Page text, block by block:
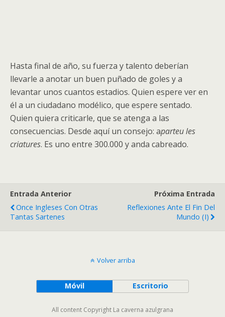
Hasta final de año, su fuerza y talento deberían
llevarle a anotar un buen puñado de goles y a
levantar unos cuantos estadios. Quien espere ver en
él a un ciudadano modélico, que espere sentado.
Quien quiera criticarle, que se atenga a las
consecuencias. Desde aquí un consejo: aparteu les
criatures. Es uno entre 300.000 y anda cabreado.
Entrada Anterior
Once Ingleses Con Otras
Tantas Sartenes
Próxima Entrada
Reflexiones Ante El Fin Del
Mundo (I)
Volver arriba
Móvil Escritorio
All content Copyright La caverna azulgrana